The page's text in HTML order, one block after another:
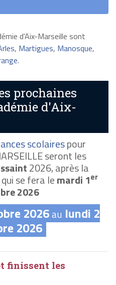
d'Aix-Marseille sont
, Martigues, Manosque,
.
prochaines
d'Aix-
scolairespour
seront les
2026, après la
se fera lemardi 1er
2026
2026au lundi 2
2026
finissent les